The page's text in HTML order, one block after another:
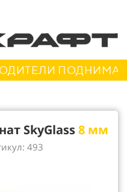
SkyGlass8 мм
493